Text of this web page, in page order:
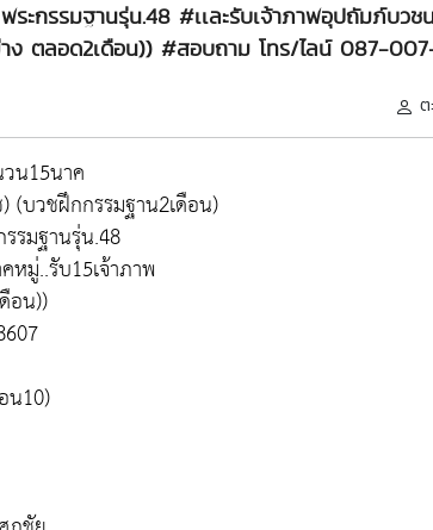
ะกรรมฐานรุ่น.48 #เเละรับเจ้าภาพอุปถัมภ์บวช
ง ตลอด2เดือน)) #สอบถาม โทร/ไลน์ 087-
ต
น15นาค
(บวชฝึกกรรมฐาน2เดือน)
รมฐานรุ่น.48
หมู่..รับ15เจ้าภาพ
อน))
น10)